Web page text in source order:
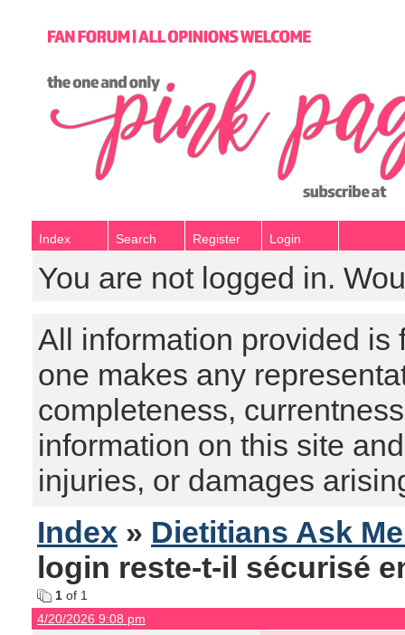
Index Search Register Login
You are not logged in.
All information provided is
one makes any
completeness,
information on this site
injuries, or damages
Index » Dietitians Ask
login reste-t-il sécurisé
1 of 1
4/20/2026 9:08 pm